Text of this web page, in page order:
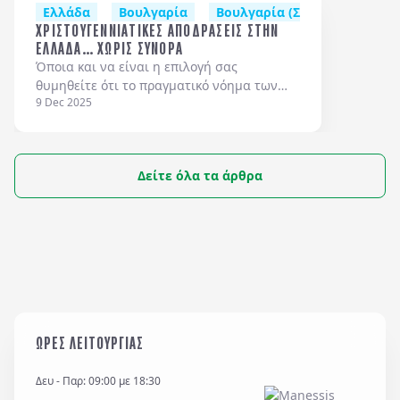
Ελλάδα Βουλγαρία Βουλγαρία (Σόφια -
ΧΡΙΣΤΟΥΓΕΝΝΙΑΤΙΚΕΣ ΑΠΟΔΡΑΣΕΙΣ ΣΤΗΝ
ΕΛΛΑΔΑ… ΧΩΡΙΣ ΣΥΝΟΡΑ
Όποια και να είναι η επιλογή σας
θυμηθείτε ότι το πραγματικό νόημα των
γιορτών είναι η αγάπη και οι άνθρωποι
οικογένειά μας. Αυτούς να χαρείτε…
9 Dec 2025
Δείτε όλα τα άρθρα
ΩΡΕΣ ΛΕΙΤΟΥΡΓΙΑΣ
Δευ - Παρ: 09:00 με 18:30